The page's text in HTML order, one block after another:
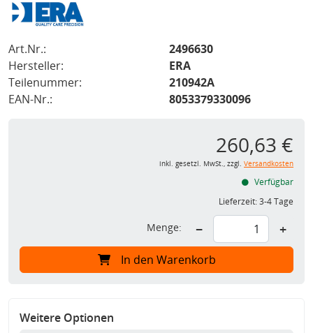
Art.Nr.:
2496630
Hersteller:
ERA
Teilenummer:
210942A
EAN-Nr.:
8053379330096
260,63 €
inkl. gesetzl. MwSt., zzgl. Versandkosten
Verfügbar
Lieferzeit:3-4 Tage
Menge: − +
In den Warenkorb
Weitere Optionen